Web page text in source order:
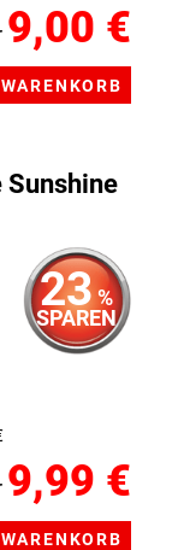
9,00 €
Sunshine
23 %
SPAREN
9,99 €